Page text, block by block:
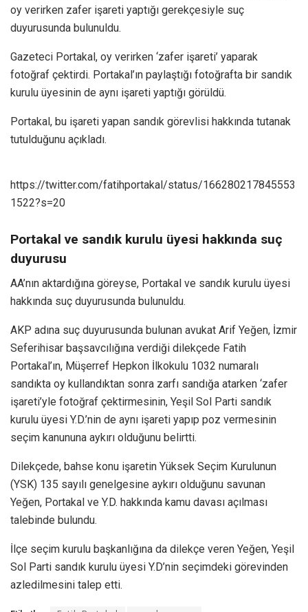
oy verirken zafer işareti yaptığı gerekçesiyle suç
duyurusunda bulunuldu.
Gazeteci Portakal, oy verirken ‘zafer işareti’ yaparak
fotoğraf çektirdi. Portakal’ın paylaştığı fotoğrafta bir sandık
kurulu üyesinin de aynı işareti yaptığı görüldü.
Portakal, bu işareti yapan sandık görevlisi hakkında tutanak
tutulduğunu açıkladı.
https://twitter.com/fatihportakal/status/166280217845553
1522?s=20
Portakal ve sandık kurulu üyesi hakkında suç
duyurusu
AA’nın aktardığına göreyse, Portakal ve sandık kurulu üyesi
hakkında suç duyurusunda bulunuldu.
AKP adına suç duyurusunda bulunan avukat Arif Yeğen, İzmir
Seferihisar başsavcılığına verdiği dilekçede Fatih
Portakal’ın, Müşerref Hepkon İlkokulu 1032 numaralı
sandıkta oy kullandıktan sonra zarfı sandığa atarken ‘zafer
işareti’yle fotoğraf çektirmesinin, Yeşil Sol Parti sandık
kurulu üyesi Y.D.’nin de aynı işareti yapıp poz vermesinin
seçim kanununa aykırı olduğunu belirtti.
Dilekçede, bahse konu işaretin Yüksek Seçim Kurulunun
(YSK) 135 sayılı genelgesine aykırı olduğunu savunan
Yeğen, Portakal ve Y.D. hakkında kamu davası açılması
talebinde bulundu.
İlçe seçim kurulu başkanlığına da dilekçe veren Yeğen, Yeşil
Sol Parti sandık kurulu üyesi Y.D’nin seçimdeki görevinden
azledilmesini talep etti.